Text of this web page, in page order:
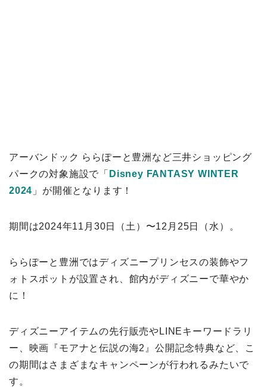
アーバンドック ららぽーと豊洲など三井ショッピング
パークの対象施設で「 Disney FANTASY WINTER
2024 」が開催となります！
期間は2024年11月30日（土）〜12月25日（水）。
ららぽーと豊洲ではディズニープリンセスの装飾やフ
ォトスポットが設置され、館内がディズニーで華やか
に！
ディズニーアイテムの先行販売やLINEキーワードラリ
ー、映画『モアナと伝説の海2』公開記念特典など、こ
の期間はさまざまなキャンペーンが行われるみたいで
す。